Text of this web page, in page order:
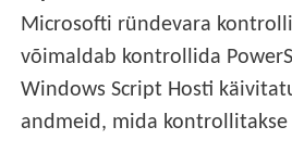
Microsofti ründevara
võimaldab kontrollida
Windows Script Hosti
andmeid, mida kontrollitakse